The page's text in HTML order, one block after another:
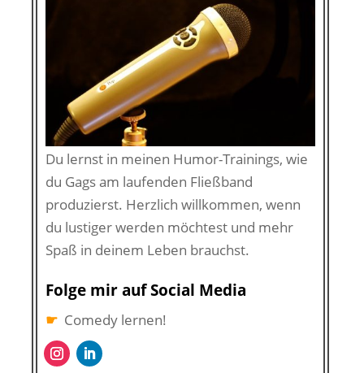
Du lernst in meinen Humor-Trainings, wie
du Gags am laufenden Fließband
produzierst. Herzlich willkommen, wenn
du lustiger werden möchtest und mehr
Spaß in deinem Leben brauchst.
Folge mir auf Social Media
☛ Comedy lernen!